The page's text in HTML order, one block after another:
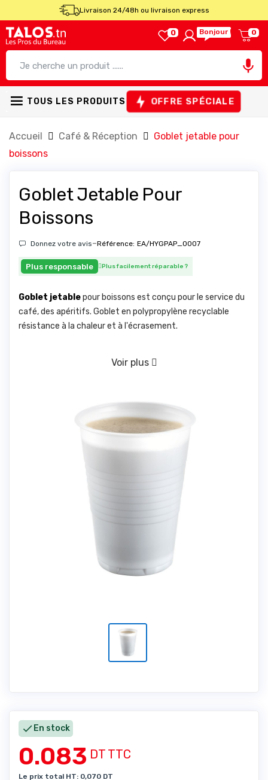
Livraison 24/48h ou livraison express
0 Bonjour ! 0

TOUS LES PRODUITS OFFRE SPÉCIALE
Accueil Café & Réception
Goblet jetable pour
boissons
Goblet Jetable Pour
Boissons
Donnez votre avis-Référence: EA/HYGPAP_0007
Plus responsable Plus facilement réparable ?
Goblet jetablepour boissons est conçu pour le service du
café, des apéritifs. Goblet en polypropylène recyclable
résistance à la chaleur et à l'écrasement.
Voir plus
 En stock
0.083DT TTC
Le prix total HT: 0,070 DT